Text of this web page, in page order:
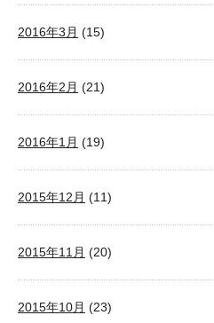
2016年3月 (15)
2016年2月 (21)
2016年1月 (19)
2015年12月 (11)
2015年11月 (20)
2015年10月 (23)